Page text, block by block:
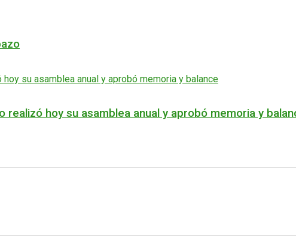
realizó hoy su asamblea anual y aprobó memoria y